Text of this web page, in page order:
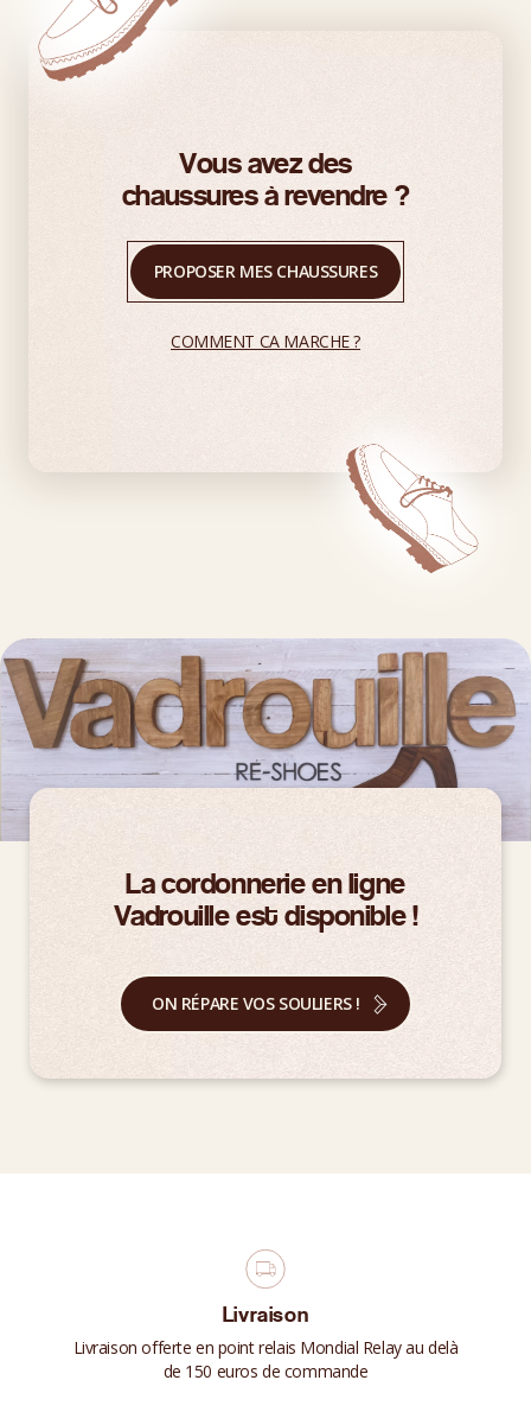
Vous avez des
chaussures à revendre ?
PROPOSER MES CHAUSSURES
COMMENT CA MARCHE ?
La cordonnerie en ligne
Vadrouille est disponible !
ON RÉPARE VOS SOULIERS !
Livraison
Livraison offerte en point relais Mondial Relay au delà
de 150 euros de commande